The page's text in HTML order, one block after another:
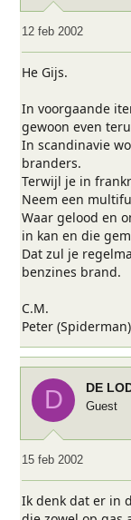
12 feb 2002
He Gijs.
In voorgaande
gewoon even
In scandinavie
branders.
Terwijl je in
Neem een
Waar gelood en
in kan en die
Dat zul je
benzines brand.
C.M.
Peter
D DE
Guest
15 feb 2002
Ik denk dat er in